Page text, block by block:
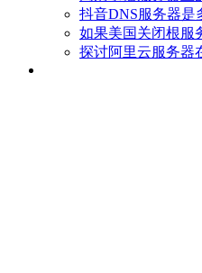
抖音DNS服务器是
如果美国关闭根服
探讨阿里云服务器